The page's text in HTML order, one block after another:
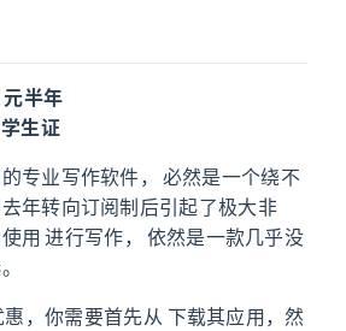
元/半年
生证
专业写作软件，
必然是一个绕不
年转向订阅制后引起了极大非
进行写作，Ulysses 依然是一款几乎没
惠，你需要首先从 App Store 下载其应用，然